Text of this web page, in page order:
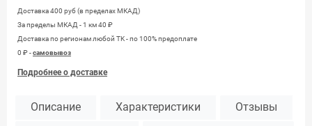
Доставка 400 руб (в пределах МКАД)
За пределы МКАД - 1 км 40 ₽
Доставка по регионам любой TK - по 100% предоплате
0 ₽ -самовывоз
Подробнее о доставке
Описание Характеристики Отзывы